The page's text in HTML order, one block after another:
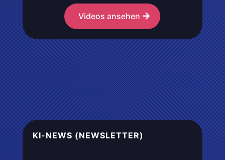
Videos ansehen
KI-NEWS (NEWSLETTER)